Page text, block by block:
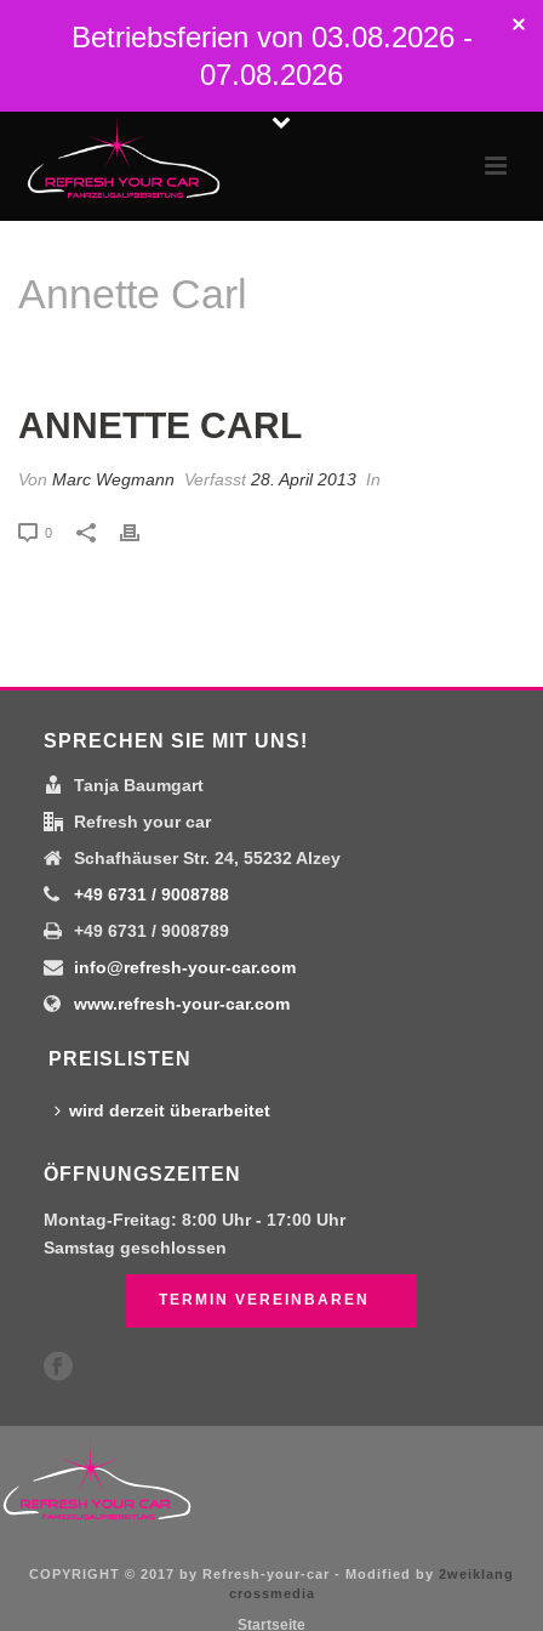
Annette Carl
ANNETTE CARL
Von Marc Wegmann Verfasst28. April 2013 In
0
SPRECHEN SIE MIT UNS!
Tanja Baumgart
Refresh your car
Schafhäuser Str. 24, 55232 Alzey
+49 6731 / 9008788
+49 6731 / 9008789
info@refresh-your-car.com
www.refresh-your-car.com
PREISLISTEN
wird derzeit überarbeitet
ÖFFNUNGSZEITEN
Montag-Freitag:8:00 Uhr - 17:00 Uhr
Samstaggeschlossen
TERMIN VEREINBAREN
COPYRIGHT © 2017 by Refresh-your-car - Modified by 2weiklang
crossmedia
Startseite
Betriebsferien von 03.08.2026 -
07.08.2026